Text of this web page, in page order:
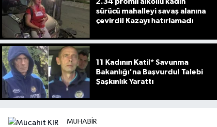
2.34 promil alkollü kadın
sürücü mahalleyi savaş alanına
çevirdi! Kazayı hatırlamadı
11 Kadının Katil* Savunma
Bakanlığı'na Başvurdu! Talebi
Şaşkınlık Yarattı
MUHABIR